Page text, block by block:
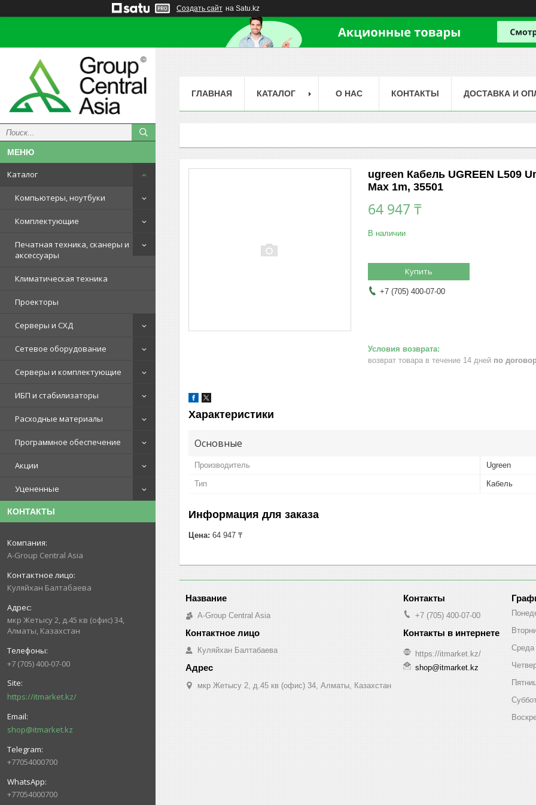
Создать сайт на Satu.kz
Каталог
Компьютеры, ноутбуки
Комплектующие
Печатная техника, сканеры и
аксессуары
Климатическая техника
Проекторы
Серверы и СХД
Сетевое оборудование
Серверы и комплектующие
ИБП и стабилизаторы
Расходные материалы
Программное обеспечение
Акции
Уцененные
КОНТАКТЫ
A-Group Central Asia
Куляйхан Балтабаева
мкр Жетысу 2, д.45 кв (офис) 34,
Алматы, Казахстан
+7 (705) 400-07-00
https://itmarket.kz/
shop@itmarket.kz
+77054000700
+77054000700
ГЛАВНАЯ КАТАЛОГ О НАС КОНТАКТЫ ДОСТАВКА И
ugreen Кабель UGREEN L509
Max 1m, 35501
64 947 ₸
В наличии
Купить
+7 (705) 400-07-00
возврат товара в течение 14 дней по
Характеристики
Основные
Производитель Ugreen
Тип Кабель
Информация для заказа
Цена: 64 947 ₸
A-Group Central Asia
Куляйхан Балтабаева
мкр Жетысу 2, д.45 кв (офис) 34, Алматы, Казахстан
+7 (705) 400-07-00
https://itmarket.kz/
shop@itmarket.kz
Среда